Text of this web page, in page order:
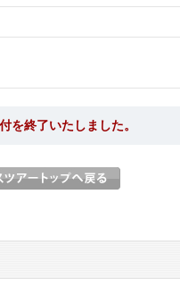
を終了いたしました。